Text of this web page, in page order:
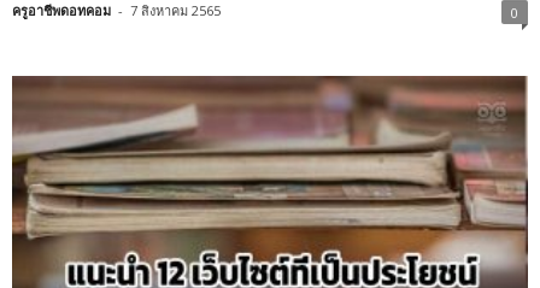
ครูอาชีพดอทคอม - 7 สิงหาคม 2565 0